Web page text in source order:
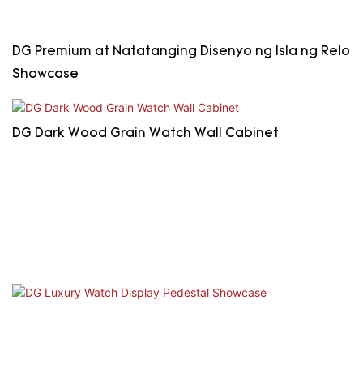
DG Premium at Natatanging Disenyo ng Isla ng Relo
Showcase
DG Dark Wood Grain Watch Wall Cabinet